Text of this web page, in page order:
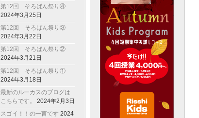
第12回 そろばん祭り④
2024年3月25日
第12回 そろばん祭り③
2024年3月22日
第12回 そろばん祭り②
2024年3月21日
第12回 そろばん祭り①
2024年3月18日
最新のルーカスのブログは
こちらです。
2024年2月3日
スゴイ！！の一言です 2024